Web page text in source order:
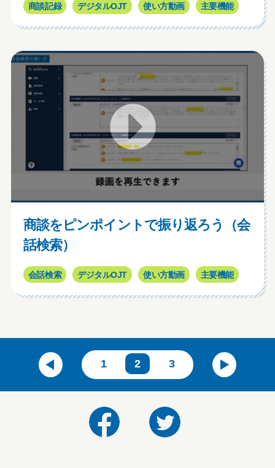
商談記録 デジタルOJT 使い方動画 主要機能
商談をピンポイントで振り返ろう（会
話検索）
会話検索 デジタルOJT 使い方動画 主要機能
1 2 3